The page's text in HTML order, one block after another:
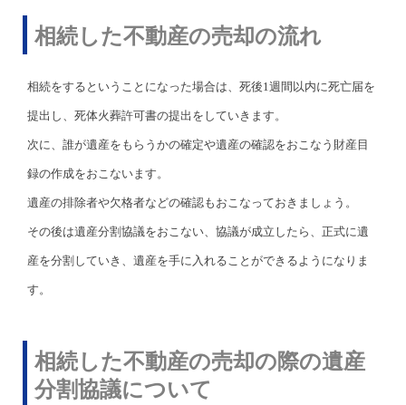
相続した不動産の売却の流れ
相続をするということになった場合は、死後1週間以内に死亡届を
提出し、死体火葬許可書の提出をしていきます。
次に、誰が遺産をもらうかの確定や遺産の確認をおこなう財産目
録の作成をおこないます。
遺産の排除者や欠格者などの確認もおこなっておきましょう。
その後は遺産分割協議をおこない、協議が成立したら、正式に遺
産を分割していき、遺産を手に入れることができるようになりま
す。
相続した不動産の売却の際の遺産
分割協議について